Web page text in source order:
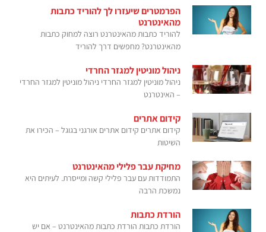
הפרמטרים שיעזרו לך להוריד כתבות
מהאינטרנט
להוריד כתבות מהאינטרנט רוצה למחוק כתבות
מהאינטרנט? מחפשים דרך להוריד
ניהול מוניטין למגזר החרדי
ניהול מוניטין למגזר החרדי ניהול מוניטין למגזר החרדי
– האינטרנט
קידום אתרים
קידום אתרים קידום אתרים אורגני בגוגל – הכירו את
השיטות
מחיקת עבר פלילי מהאינטרנט
התמודדות עם עבר פלילי קשה ומייסרת. לעיתים היא
נמשכת הרבה
הורדת כתבות
הורדת כתבות הורדת כתבות מהאינטרנט – אם יש